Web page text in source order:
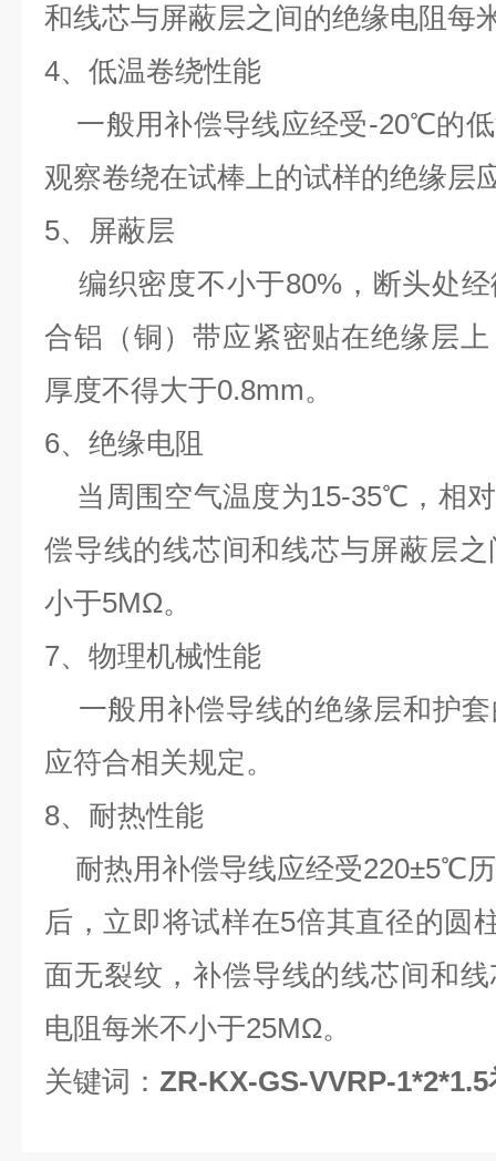
和线芯与屏蔽层之间的绝缘电阻每
4、低温卷绕性能
一般用补偿导线应经受-20℃的
观察卷绕在试棒上的试样的绝缘层
5、屏蔽层
编织密度不小于80%，断头处
合铝（铜）带应紧密贴在绝缘层
厚度不得大于0.8mm。
6、绝缘电阻
当周围空气温度为15-35℃，相
偿导线的线芯间和线芯与屏蔽层
小于5MΩ。
7、物理机械性能
一般用补偿导线的绝缘层和护
应符合相关规定。
8、耐热性能
耐热用补偿导线应经受220±5℃
后，立即将试样在5倍其直径的圆
面无裂纹，补偿导线的线芯间和
电阻每米不小于25MΩ。
关键词： ZR-KX-GS-VVRP-